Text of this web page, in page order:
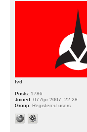
lvd
Posts: 1786
Joined: 07 Apr 2007, 22:28
Group: Registered users